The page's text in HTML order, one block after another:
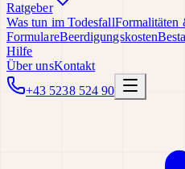
Ratgeber
Was tun im TodesfallFormalitäten
FormulareBeerdigungskosten
Hilfe
Über unsKontakt
+43 5238 524 90